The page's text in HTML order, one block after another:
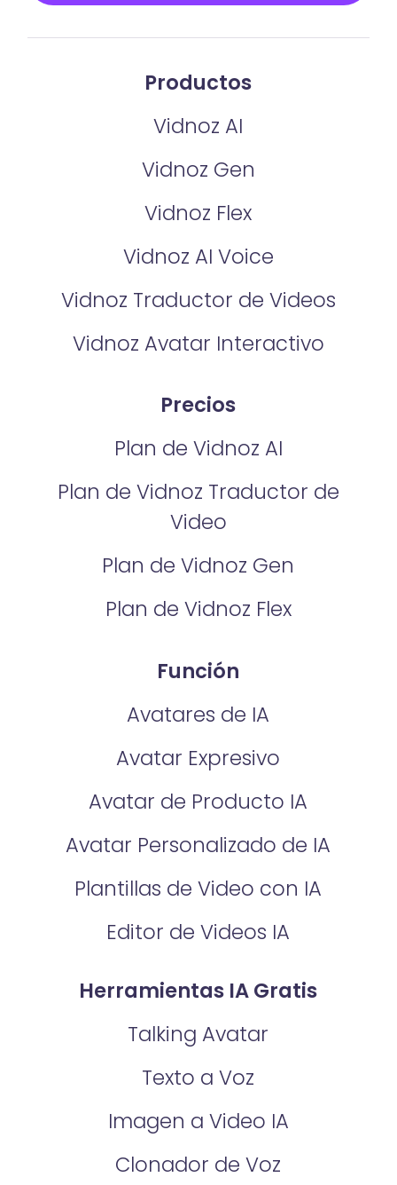
Productos
Vidnoz AI
Vidnoz Gen
Vidnoz Flex
Vidnoz AI Voice
Vidnoz Traductor de Videos
Vidnoz Avatar Interactivo
Precios
Plan de Vidnoz AI
Plan de Vidnoz Traductor de
Video
Plan de Vidnoz Gen
Plan de Vidnoz Flex
Función
Avatares de IA
Avatar Expresivo
Avatar de Producto IA
Avatar Personalizado de IA
Plantillas de Video con IA
Editor de Videos IA
Herramientas IA Gratis
Talking Avatar
Texto a Voz
Imagen a Video IA
Clonador de Voz